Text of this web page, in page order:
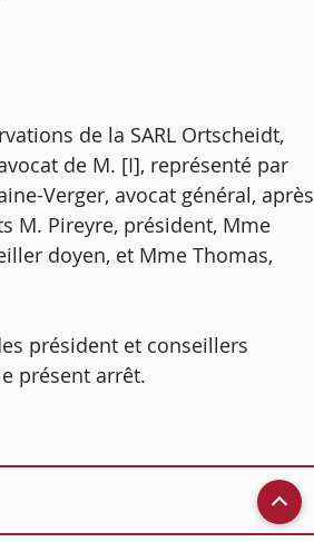
de la SARL Ortscheidt,
de M. [I], représenté par
Verger, avocat général, après
M. Pireyre, président, Mme
doyen, et Mme Thomas,
président et conseillers
présent arrêt.